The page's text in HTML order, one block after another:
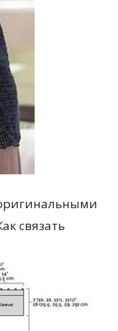
связать